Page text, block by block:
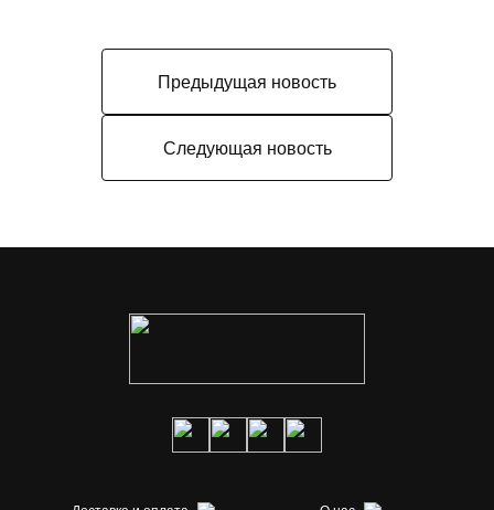
Предыдущая новость
Следующая новость